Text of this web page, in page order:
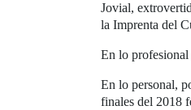
Jovial,
la Imprenta del
En lo
En lo personal,
finales del 2018